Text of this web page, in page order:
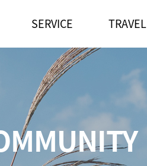
SERVICE TRAVEL